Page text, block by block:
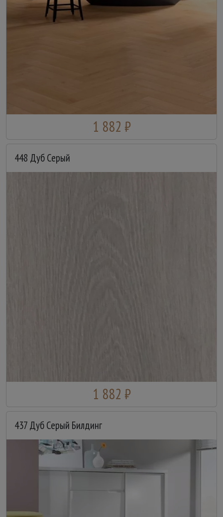
1 882 ₽
448 Дуб Серый
1 882 ₽
437 Дуб Серый Билдинг